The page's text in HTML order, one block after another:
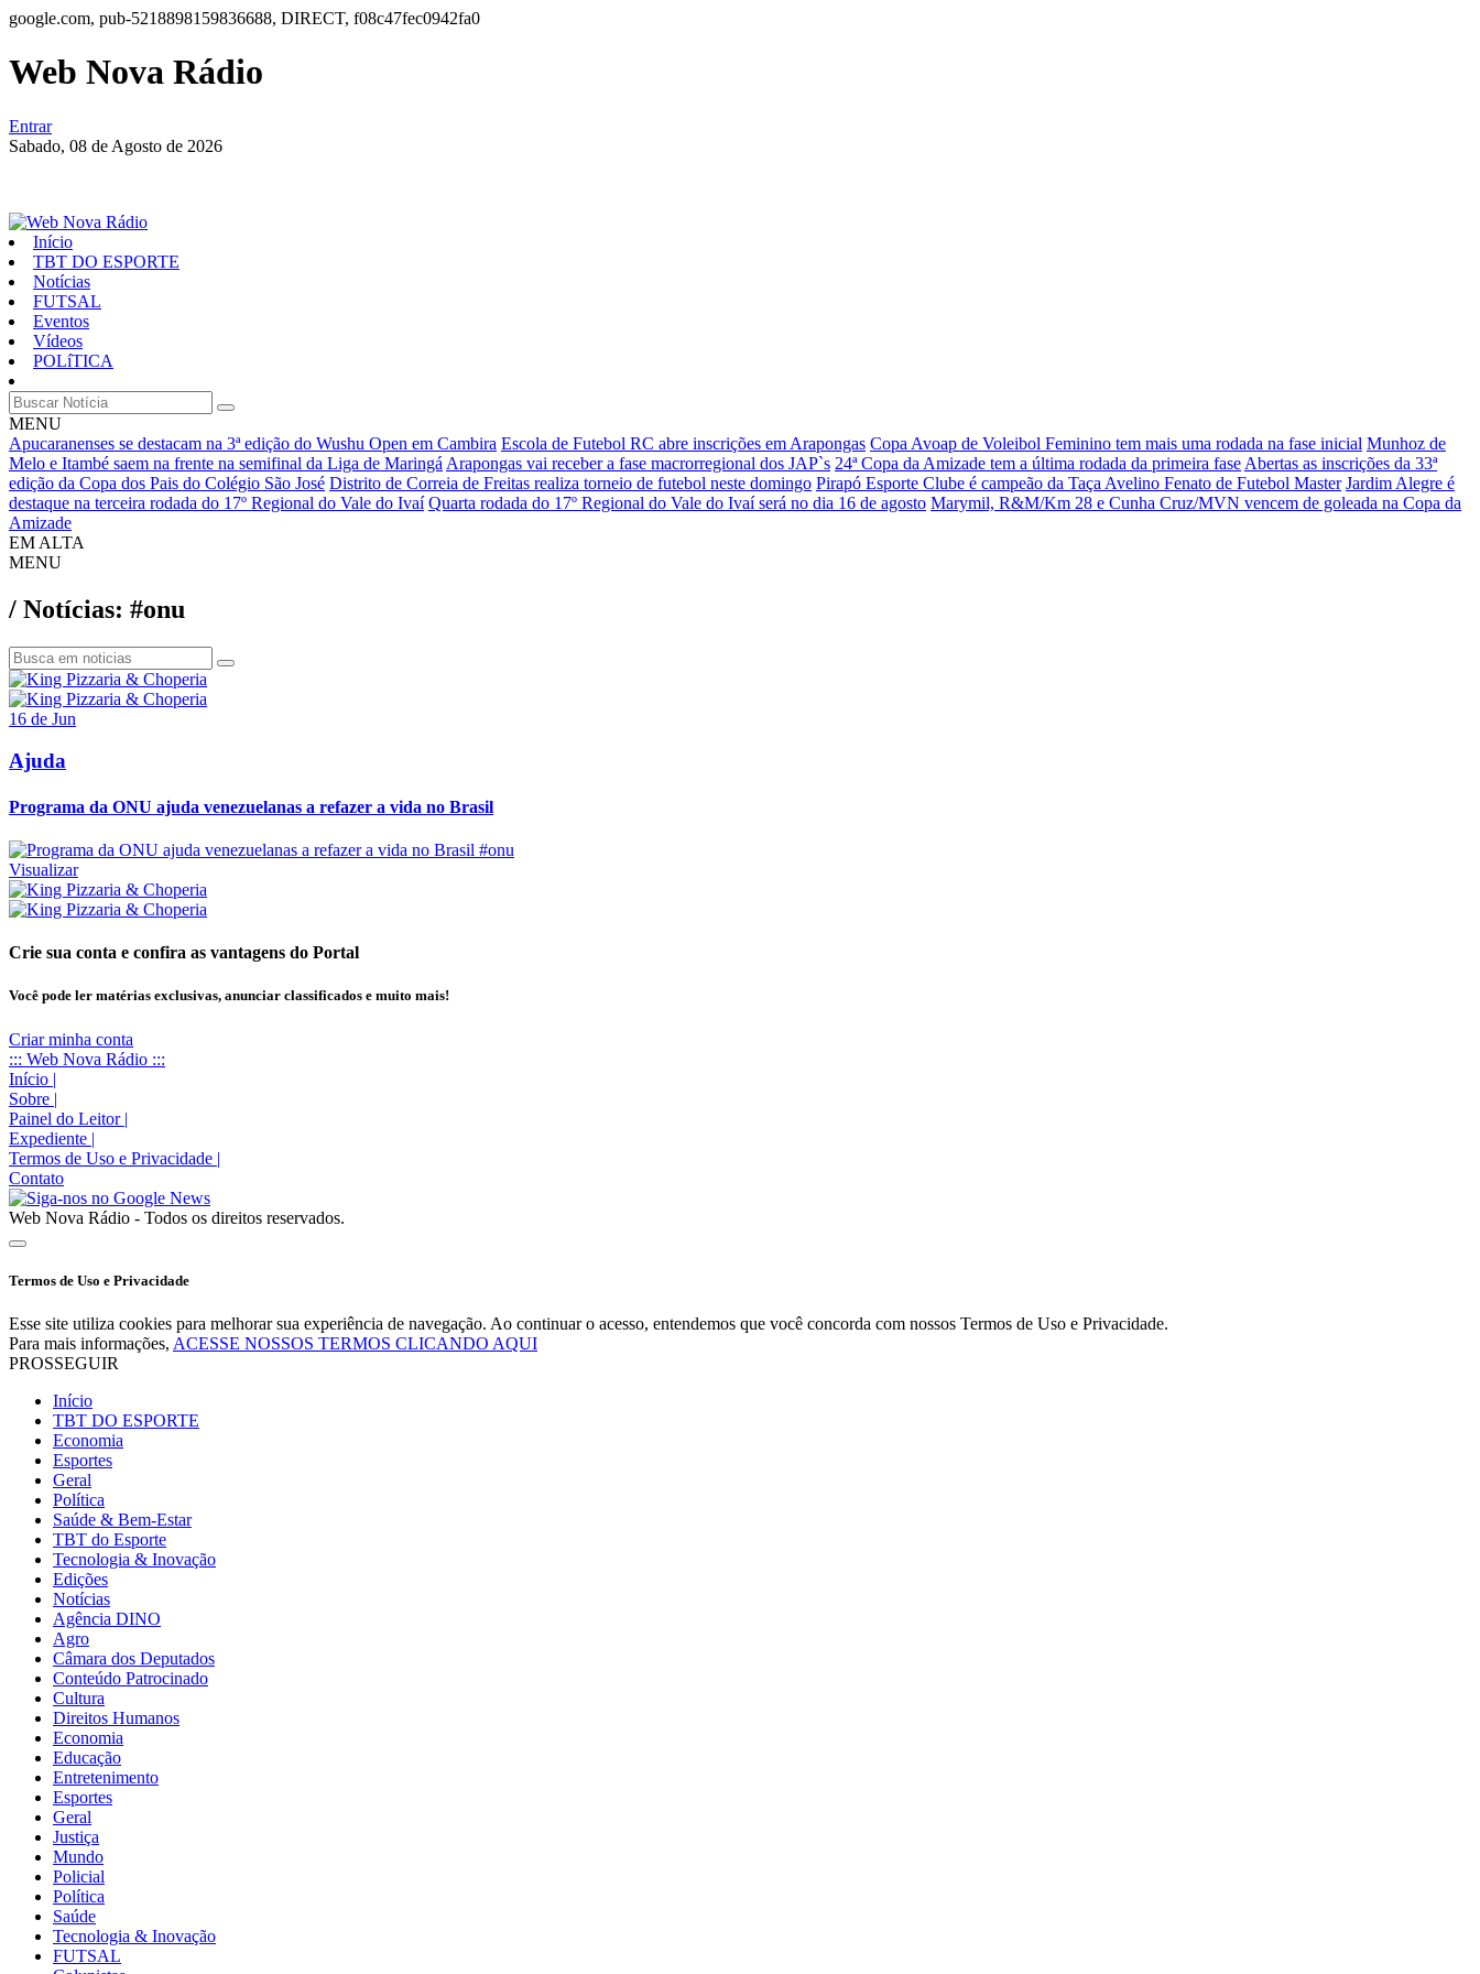
google.com, pub-5218898159836688, DIRECT, f08c47fec0942fa0
Web Nova Rádio
Entrar
Sabado, 08 de Agosto de 2026
Início
TBT DO ESPORTE
Notícias
FUTSAL
Eventos
Vídeos
POLíTICA
MENU
Apucaranenses se destacam na 3ª edição do Wushu Open em Cambira Escola de Futebol RC abre inscrições em Arapongas Copa Avoap de Voleibol Feminino tem mais uma rodada na fase inicial Munhoz de
Melo e Itambé saem na frente na semifinal da Liga de Maringá Arapongas vai receber a fase macrorregional dos JAP`s 24ª Copa da Amizade tem a última rodada da primeira fase Abertas as inscrições da 33ª
edição da Copa dos Pais do Colégio São José Distrito de Correia de Freitas realiza torneio de futebol neste domingo Pirapó Esporte Clube é campeão da Taça Avelino Fenato de Futebol Master Jardim Alegre é
destaque na terceira rodada do 17º Regional do Vale do Ivaí Quarta rodada do 17º Regional do Vale do Ivaí será no dia 16 de agosto Marymil, R&M/Km 28 e Cunha Cruz/MVN vencem de goleada na Copa da
Amizade
EM ALTA
MENU
/ Notícias: #onu
16 de Jun
Ajuda
Programa da ONU ajuda venezuelanas a refazer a vida no Brasil
#onu
Visualizar
Crie sua conta e confira as vantagens do Portal
Você pode ler matérias exclusivas, anunciar classificados e muito mais!
Criar minha conta
::: Web Nova Rádio :::
Início |
Sobre |
Painel do Leitor |
Expediente |
Termos de Uso e Privacidade |
Contato
Web Nova Rádio - Todos os direitos reservados.
Termos de Uso e Privacidade
Esse site utiliza cookies para melhorar sua experiência de navegação. Ao continuar o acesso, entendemos que você concorda com nossos Termos de Uso e Privacidade.
Para mais informações, ACESSE NOSSOS TERMOS CLICANDO AQUI
PROSSEGUIR
Início
TBT DO ESPORTE
Economia
Esportes
Geral
Política
Saúde & Bem-Estar
TBT do Esporte
Tecnologia & Inovação
Edições
Notícias
Agência DINO
Agro
Câmara dos Deputados
Conteúdo Patrocinado
Cultura
Direitos Humanos
Economia
Educação
Entretenimento
Esportes
Geral
Justiça
Mundo
Policial
Política
Saúde
Tecnologia & Inovação
FUTSAL